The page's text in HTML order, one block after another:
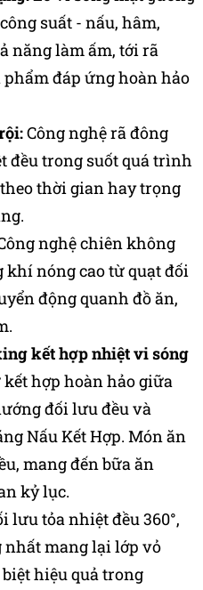
suất - nấu, hâm,
năng làm ấm, tới rã
đáp ứng hoàn hảo
Công nghệ rã đông
đều trong suốt quá trình
thời gian hay trọng
nghệ chiên không
khí nóng cao từ quạt đối
động quanh đồ ăn,
kết hợp nhiệt vi sóng
hợp hoàn hảo giữa
đối lưu đều và
Nấu Kết Hợp. Món ăn
mang đến bữa ăn
kỷ lục.
lưu tỏa nhiệt đều 360°,
nhất mang lại lớp vỏ
hiệu quả trong